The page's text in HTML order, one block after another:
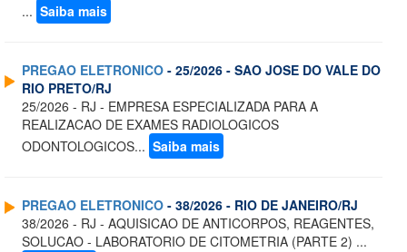
... Saiba mais
PREGAO ELETRONICO - 25/2026 - SAO JOSE DO VALE DO
RIO PRETO/RJ
25/2026 - RJ - EMPRESA ESPECIALIZADA PARA A
REALIZACAO DE EXAMES RADIOLOGICOS
ODONTOLOGICOS... Saiba mais
PREGAO ELETRONICO - 38/2026 - RIO DE JANEIRO/RJ
38/2026 - RJ - AQUISICAO DE ANTICORPOS, REAGENTES,
SOLUCAO - LABORATORIO DE CITOMETRIA (PARTE 2) ...